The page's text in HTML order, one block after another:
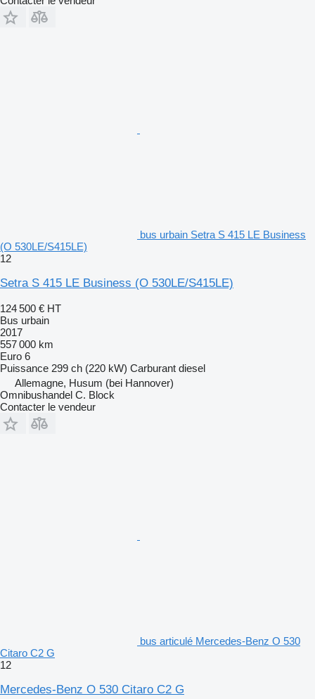
bus urbain Setra S 415 LE Business
(O 530LE/S415LE)
12
Setra S 415 LE Business (O 530LE/S415LE)
124 500 € HT
Bus urbain
2017
557 000 km
Euro 6
Puissance 299 ch (220 kW) Carburant diesel
Allemagne, Husum (bei Hannover)
Omnibushandel C. Block
Contacter le vendeur
bus articulé Mercedes-Benz O 530
Citaro C2 G
12
Mercedes-Benz O 530 Citaro C2 G